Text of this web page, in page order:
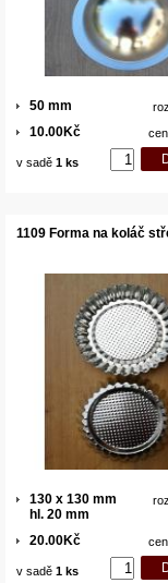
50 mm
10.00Kč
v sadě 1 ks
1109 Forma na koláč
130 x 130 mm
hl. 20 mm
20.00Kč
v sadě 1 ks